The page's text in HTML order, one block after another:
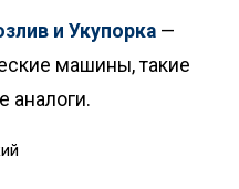
и Укупорка —
машины, такие
аналоги.